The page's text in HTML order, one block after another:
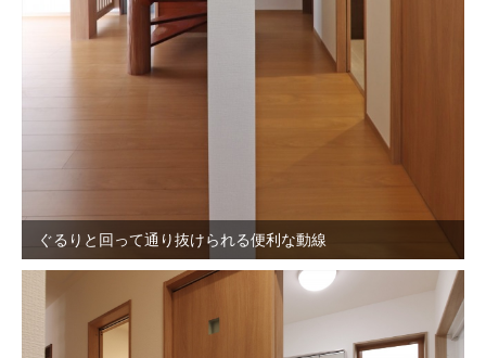
ぐるりと回って通り抜けられる便利な動線